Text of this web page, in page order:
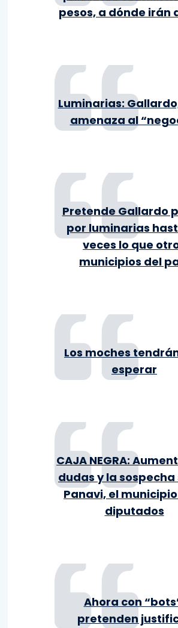
pesos, a dónde irán
Luminarias:
amenaza al
Pretende Gallardo
por luminarias
veces lo que
municipios del
Los moches
esperar
CAJA NEGRA:
dudas y la sospecha
Panavi, el
diputados
Ahora con
pretenden